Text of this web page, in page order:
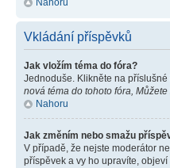
Nahoru
Vkládání příspěvků
Jak vložím téma do fóra?
Jednoduše. Klikněte na
nová téma do tohoto fóra,
Nahoru
Jak změním nebo smažu
V případě, že nejste moderátor
příspěvek a vy ho upravíte,